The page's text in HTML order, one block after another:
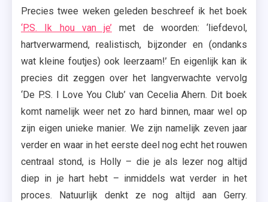
Precies twee weken geleden beschreef ik het boek
‘P.S. Ik hou van je’ met de woorden: ‘liefdevol,
hartverwarmend, realistisch, bijzonder en (ondanks
wat kleine foutjes) ook leerzaam!’ En eigenlijk kan ik
precies dit zeggen over het langverwachte vervolg
‘De P.S. I Love You Club’ van Cecelia Ahern. Dit boek
komt namelijk weer net zo hard binnen, maar wel op
zijn eigen unieke manier. We zijn namelijk zeven jaar
verder en waar in het eerste deel nog echt het rouwen
centraal stond, is Holly – die je als lezer nog altijd
diep in je hart hebt – inmiddels wat verder in het
proces. Natuurlijk denkt ze nog altijd aan Gerry.